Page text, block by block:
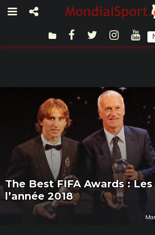
The Best FIFA Awards :
l’année 2018